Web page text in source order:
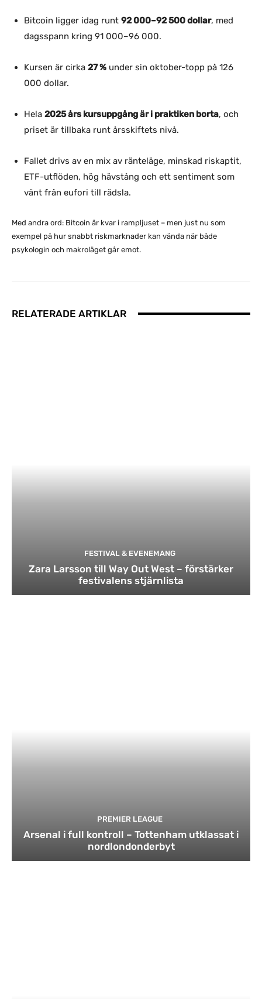
Bitcoin ligger idag runt 92 000–92 500 dollar, med
dagsspann kring 91 000–96 000.
Kursen är cirka 27 % under sin oktober-topp på 126
000 dollar.
Hela 2025 års kursuppgång är i praktiken borta, och
priset är tillbaka runt årsskiftets nivå.
Fallet drivs av en mix av ränteläge, minskad riskaptit,
ETF-utflöden, hög hävstång och ett sentiment som
vänt från eufori till rädsla.
Med andra ord: Bitcoin är kvar i rampljuset – men just nu som
exempel på hur snabbt riskmarknader kan vända när både
psykologin och makroläget går emot.
RELATERADE ARTIKLAR
FESTIVAL & EVENEMANG
Zara Larsson till Way Out West – förstärker
festivalens stjärnlista
PREMIER LEAGUE
Arsenal i full kontroll – Tottenham utklassat i
nordlondonderbyt